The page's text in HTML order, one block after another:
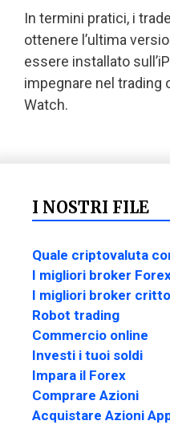
In termini pratici, i
ottenere l’ultima
essere installato
impegnare nel trading
Watch.
I NOSTRI FILE
Quale criptovaluta
I migliori broker
I migliori broker
Robot trading
Commercio online
Investi i tuoi soldi
Impara il Forex
Comprare Azioni
Acquistare Azioni